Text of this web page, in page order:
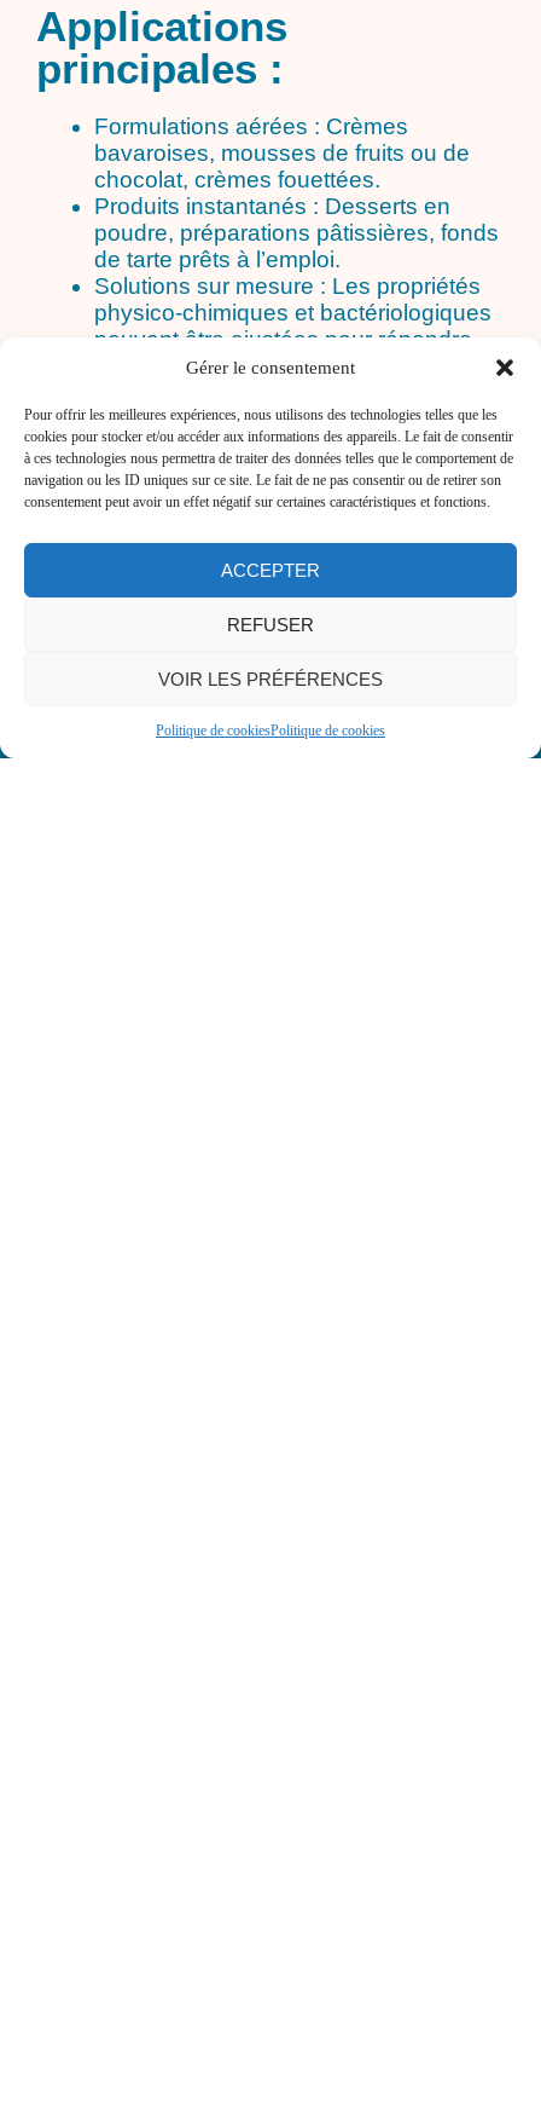
Gérer le consentement
Pour offrir les meilleures expériences, nous utilisons des technologies telles que les
cookies pour stocker et/ou accéder aux informations des appareils. Le fait de consentir
à ces technologies nous permettra de traiter des données telles que le comportement de
navigation ou les ID uniques sur ce site. Le fait de ne pas consentir ou de retirer son
consentement peut avoir un effet négatif sur certaines caractéristiques et fonctions.
ACCEPTER
REFUSER
VOIR LES PRÉFÉRENCES
Politique de cookiesPolitique de cookies
Applications
principales :
Formulations aérées : Crèmes
bavaroises, mousses de fruits ou de
chocolat, crèmes fouettées.
Produits instantanés : Desserts en
poudre, préparations pâtissières, fonds
de tarte prêts à l’emploi.
Solutions sur mesure : Les propriétés
physico-chimiques et bactériologiques
peuvent être ajustées pour répondre
aux besoins spécifiques de chaque